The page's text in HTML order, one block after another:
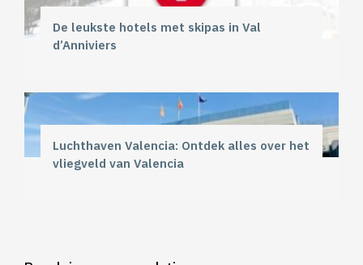
De leukste hotels met skipas in Val
d’Anniviers
Luchthaven Valencia: Ontdek alles over het
vliegveld van Valencia